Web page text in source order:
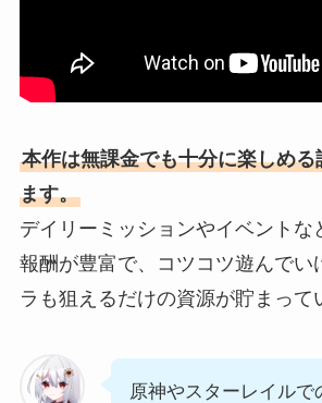
本作は無課金でも十分に楽しめ
ます。
デイリーミッションやイベントな
報酬が豊富で、コツコツ遊んでい
ラも狙えるだけの資源が貯まって
原神やスターレイルで